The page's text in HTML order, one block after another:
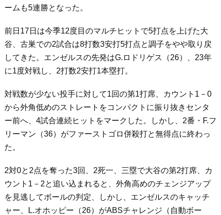
ームも5連勝となった。
前日17日は今季12度目のマルチヒットで5打点を上げた大
谷、古巣での2試合は8打数3安打5打点と調子をやや取り戻
してきた。エンゼルスの先発はG.ロドリゲス（26）、23年
に1度対戦し、2打数2安打1本塁打。
対戦数が少ない投手に対して1回の第1打席、カウント1－0
から外角低めのストレートをコンパクトに振り抜きセンタ
ー前へ、4試合連続ヒットをマークした。しかし、2番・F.フ
リーマン（36）がファーストゴロ併殺打と無得点に終わっ
た。
2対0と2点を奪った3回、2死一、三塁で大谷の第2打席、カ
ウント1－2と追い込まれると、外角高めのチェンジアップ
を見逃してボールの判定、しかし、エンゼルスのキャッチ
ャー、L.オホッピー（26）がABSチャレンジ（自動ボー